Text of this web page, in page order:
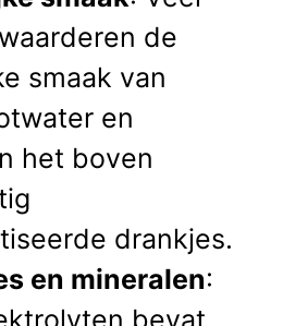
de
smaak van
en
het boven
drankjes.
en mineralen:
bevat